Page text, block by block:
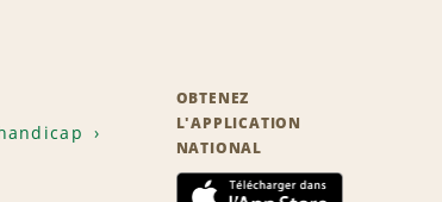
OBTENEZ
L'APPLICATION
NATIONAL